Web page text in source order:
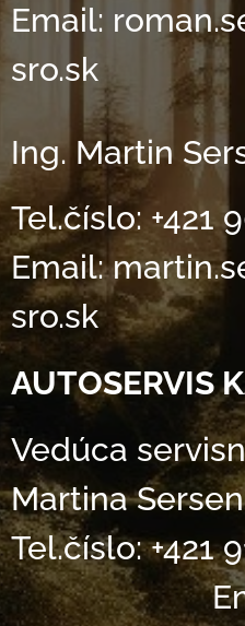
Email:
sro.sk
Ing. Martin
Tel.číslo: +421
Email:
sro.sk
AUTOSERVIS
Vedúca
Martina
Tel.číslo: